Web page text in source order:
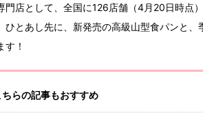
門店として、全国に126店舗（4月20日時点
ひとあし先に、新発売の高級山型食パンと
す！
ちらの記事もおすすめ